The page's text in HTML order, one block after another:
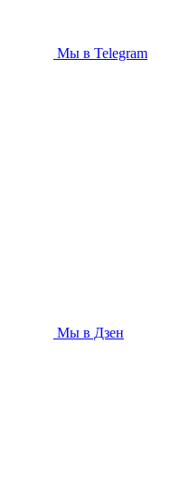
Мы в Telegram
Мы в Дзен